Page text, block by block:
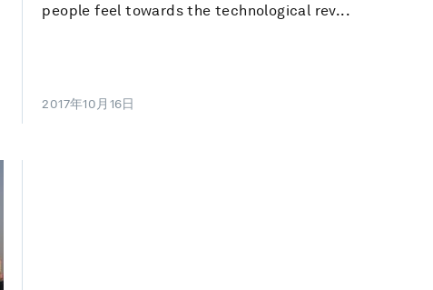
people feel towards the technological rev...
2017年10月16日